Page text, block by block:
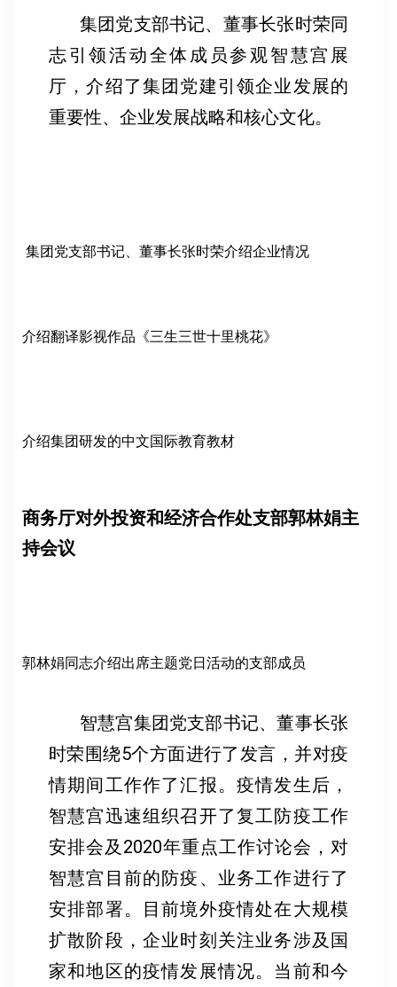
集团党支部书记、董事长张时荣同
志引领活动全体成员参观智慧宫展
厅，介绍了集团党建引领企业发展的
重要性、企业发展战略和核心文化。
集团党支部书记、董事长张时荣介绍企业情况
介绍翻译影视作品《三生三世十里桃花》
介绍集团研发的中文国际教育教材
商务厅对外投资和经济合作处支部郭林娟主
持会议
郭林娟同志介绍出席主题党日活动的支部成员
智慧宫集团党支部书记、董事长张
时荣围绕5个方面进行了发言，并对疫
情期间工作作了汇报。疫情发生后，
智慧宫迅速组织召开了复工防疫工作
安排会及2020年重点工作讨论会，对
智慧宫目前的防疫、业务工作进行了
安排部署。目前境外疫情处在大规模
扩散阶段，企业时刻关注业务涉及国
家和地区的疫情发展情况。当前和今